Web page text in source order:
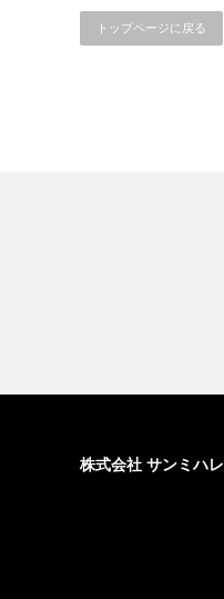
トップページに戻る
株式会社 サンミハレ